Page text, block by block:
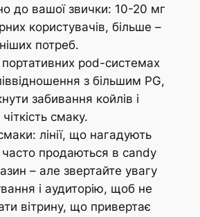
до вашої звички: 10-20 мг
користувачів, більше –
потреб.
портативних pod-системах
з більшим PG,
забивання койлів і
смаку.
лінії, що нагадують
продаються в candy
– але звертайте увагу
і аудиторію, щоб не
вітрину, що привертає